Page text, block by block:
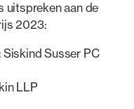
uitspreken aan de
2023:
Siskind Susser PC
LLP